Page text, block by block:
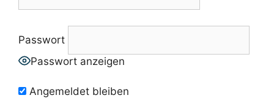
Passwort
Passwort anzeigen
Angemeldet bleiben